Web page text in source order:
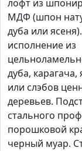
лофт из
МДФ (шпон
дуба или
исполнение из
дуба, карагача,
или слэбов
деревьев.
стального
порошковой
черный муар.